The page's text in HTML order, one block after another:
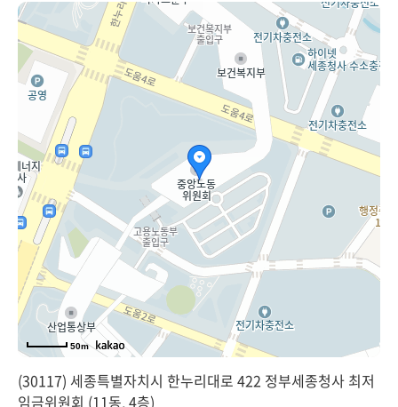
50m
(30117) 세종특별자치시 한누리대로 422 정부세종청사 최저
임금위원회 (11동, 4층)